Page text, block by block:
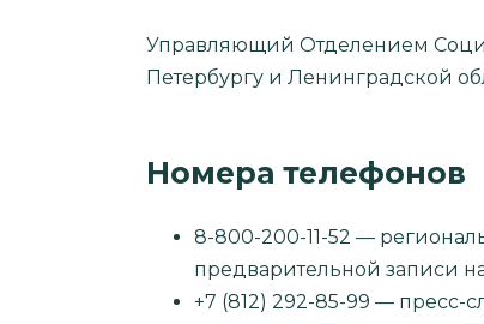
Управляющий Отделением
Петербургу и Ленинградской
Номера телефонов
8-800-200-11-52 —
предварительной записи
+7 (812) 292-85-99 — пресс-